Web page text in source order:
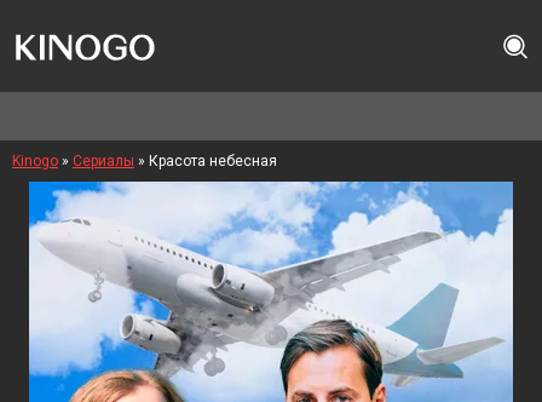
Kinogo » Сериалы » Красота небесная